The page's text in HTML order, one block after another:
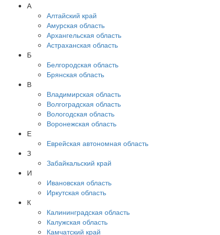
А
Алтайский край
Амурская область
Архангельская область
Астраханская область
Б
Белгородская область
Брянская область
В
Владимирская область
Волгоградская область
Вологодская область
Воронежская область
Е
Еврейская автономная область
З
Забайкальский край
И
Ивановская область
Иркутская область
К
Калининградская область
Калужская область
Камчатский край